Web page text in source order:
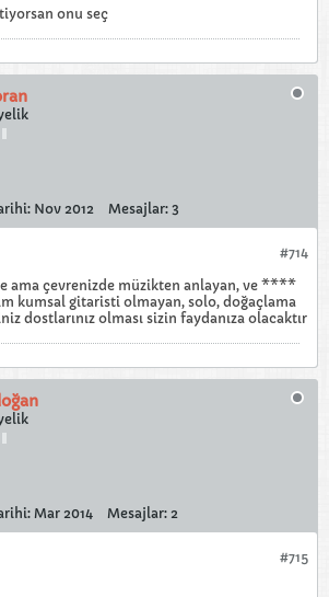
onu seç
Nov 2012 Mesajlar: 3
#714
ama çevrenizde müzikten anlayan, ve ****
kumsal gitaristi olmayan, solo, doğaçlama
dostlarınız olması sizin faydanıza olacaktır
Mar 2014 Mesajlar: 2
#715